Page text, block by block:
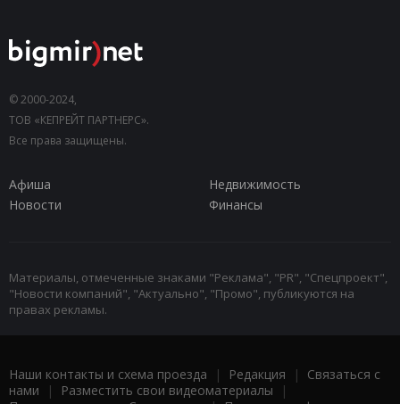
© 2000-2024,
ТОВ «КЕПРЕЙТ ПАРТНЕРС».
Все права защищены.
Афиша
Недвижимость
Новости
Финансы
Материалы, отмеченные знаками "Реклама", "PR", "Спецпроект",
"Новости компаний", "Актуально", "Промо", публикуются на
правах рекламы.
Наши контакты и схема проезда | Редакция | Связаться с
нами | Разместить свои видеоматериалы |